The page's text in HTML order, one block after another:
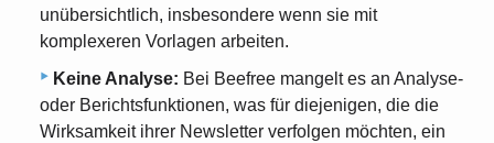
unübersichtlich, insbesondere wenn sie mit
komplexeren Vorlagen arbeiten.
Keine Analyse: Bei Beefree mangelt es an Analyse-
oder Berichtsfunktionen, was für diejenigen, die die
Wirksamkeit ihrer Newsletter verfolgen möchten, ein